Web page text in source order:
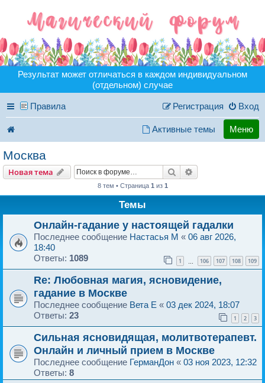
Результат может отличаться в каждом индивидуальном
(отдельном) случае
Правила Вход
Регистрация
Активные темы Меню
Москва
Новая тема Поиск
8 тем • Страница 1 из 1
Темы
Онлайн-гадание у настоящей гадалки
Последнее сообщение Hастасья M « 06 авг 2026,
18:40
Ответы: 1089 1 106 107 108 109
Re: Любовная магия, ясновидение,
гадание в Москве
Последнее сообщение Вета E « 03 дек 2024, 18:07
Ответы: 23 1 2 3
Сильная ясновидящая, молитвотерапевт.
Онлайн и личный прием в Москве
Последнее сообщение ГерманДон « 03 ноя 2023, 12:32
Ответы: 8